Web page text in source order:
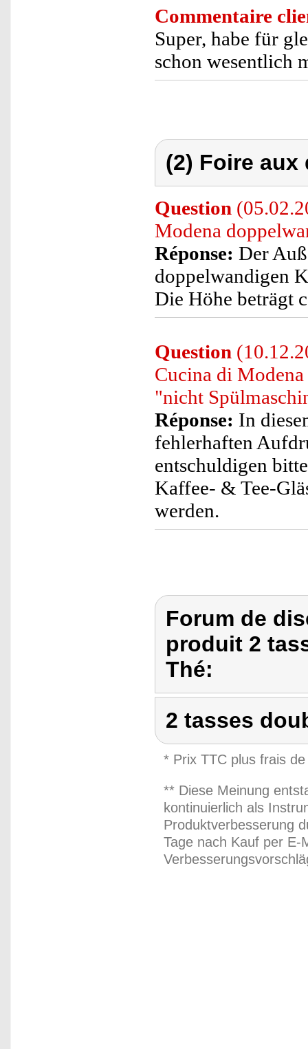
Commentaire
Super, habe für
schon wesentlich
(2) Foire
Question
Modena
Réponse: Der
doppelwandigen
Die Höhe beträgt
Question
Cucina di
"nicht
Réponse: In
fehlerhaften
entschuldigen
Kaffee- & Tee-
werden.
Forum de
produit 2
Thé:
2 tasses
* Prix TTC plus frais
** Diese Meinung
kontinuierlich als
Produktverbesserung
Tage nach Kauf per E-